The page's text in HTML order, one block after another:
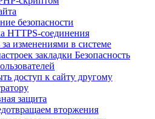
безопасности
HTTPS-соединения
изменениями в системе
закладки Безопасность
доступ к сайту другому
защита
вторжения